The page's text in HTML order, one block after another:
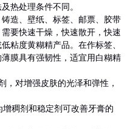
热处理条件不同。
造、壁纸、标签、邮票、胶带
要快速干燥，快速散开，快速
粘度黄糊精产品。在作标签、
膜具有强韧性，适宜用白糊精
，对增强皮肤的光泽和弹性，
稠剂和稳定剂可改善牙膏的